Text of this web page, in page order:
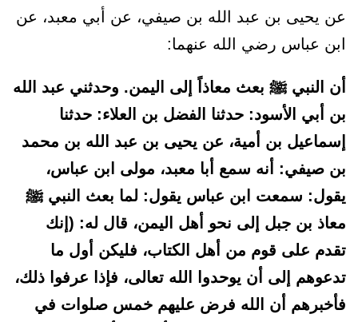
عن يحيى بن عبد الله بن صيفي، عن أبي معبد، عن
ابن عباس رضي الله عنهما:
أن النبي ﷺ بعث معاذاً إلى اليمن. وحدثني عبد الله
بن أبي الأسود: حدثنا الفضل بن العلاء: حدثنا
إسماعيل بن أمية، عن يحيى بن عبد الله بن محمد
بن صيفي: أنه سمع أبا معبد، مولى ابن عباس،
يقول: سمعت ابن عباس يقول: لما بعث النبي ﷺ
معاذ بن جبل إلى نحو أهل اليمن، قال له: (إنك
تقدم على قوم من أهل الكتاب، فليكن أول ما
تدعوهم إلى أن يوحدوا الله تعالى، فإذا عرفوا ذلك،
فأخبرهم أن الله فرض عليهم خمس صلوات في